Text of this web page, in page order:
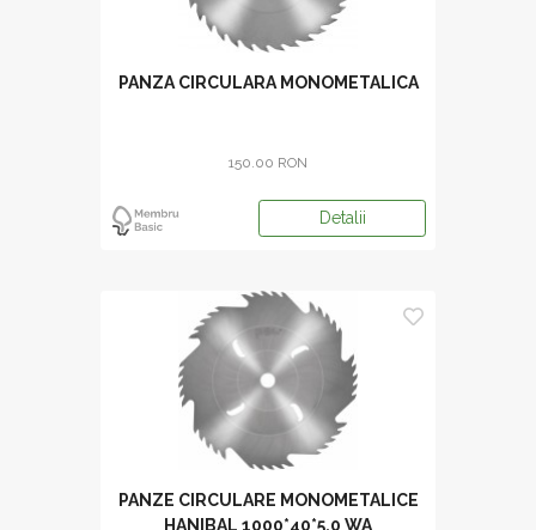
PANZA CIRCULARA MONOMETALICA
150.00 RON
Detalii
PANZE CIRCULARE MONOMETALICE
HANIBAL 1000*40*5.0 WA